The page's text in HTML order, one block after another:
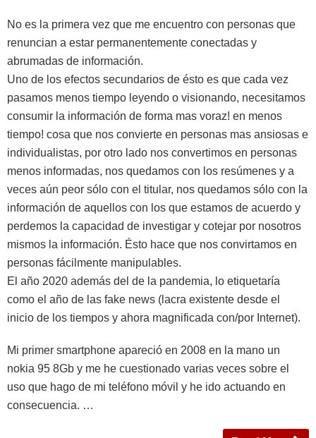
No es la primera vez que me encuentro con personas que
renuncian a estar permanentemente conectadas y
abrumadas de información.
Uno de los efectos secundarios de ésto es que cada vez
pasamos menos tiempo leyendo o visionando, necesitamos
consumir la información de forma mas voraz! en menos
tiempo! cosa que nos convierte en personas mas ansiosas e
individualistas, por otro lado nos convertimos en personas
menos informadas, nos quedamos con los resúmenes y a
veces aún peor sólo con el titular, nos quedamos sólo con la
información de aquellos con los que estamos de acuerdo y
perdemos la capacidad de investigar y cotejar por nosotros
mismos la información. Ésto hace que nos convirtamos en
personas fácilmente manipulables.
El año 2020 además del de la pandemia, lo etiquetaría
como el año de las fake news (lacra existente desde el
inicio de los tiempos y ahora magnificada con/por Internet).
Mi primer smartphone apareció en 2008 en la mano un
nokia 95 8Gb y me he cuestionado varias veces sobre el
uso que hago de mi teléfono móvil y he ido actuando en
consecuencia. …